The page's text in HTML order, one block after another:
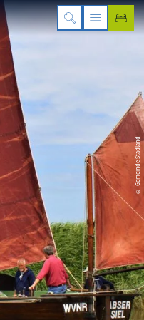
© Gemeinde Stadland